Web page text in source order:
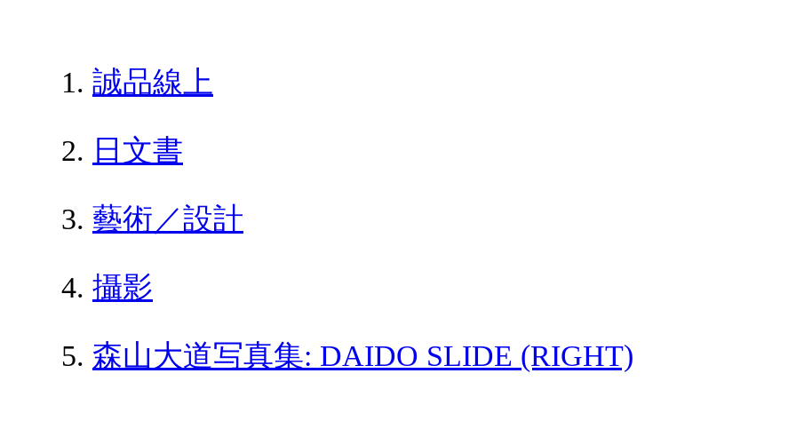
誠品線上
日文書
藝術／設計
攝影
森山大道写真集: DAIDO SLIDE (RIGHT)